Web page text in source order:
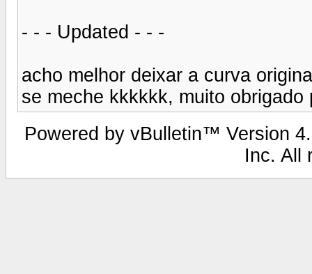
- - - Updated - - -
acho melhor deixar a curva
se meche kkkkkk, muito obrigado
Powered by vBulletin™ Version
Inc. All